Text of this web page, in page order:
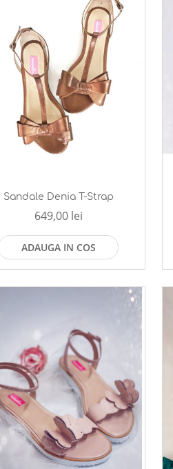
Sandale Denia T-Strap
649,00 lei
ADAUGA IN COS